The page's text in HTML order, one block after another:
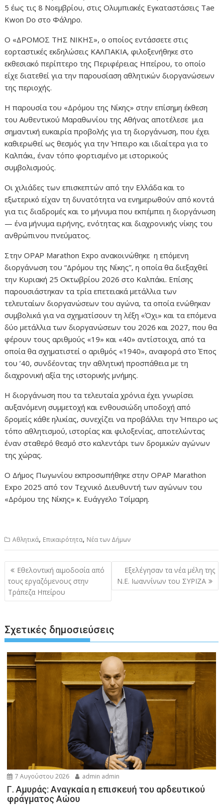
5 έως τις 8 Νοεμβρίου, στις Ολυμπιακές Εγκαταστάσεις Tae
Kwon Do στο Φάληρο.
Ο «ΔΡΟΜΟΣ ΤΗΣ ΝΙΚΗΣ», ο οποίος εντάσσετε στις
εορταστικές εκδηλώσεις ΚΑΛΠΑΚΙΑ, φιλοξενήθηκε στο
εκθεσιακό περίπτερο της Περιφέρειας Ηπείρου, το οποίο
είχε διατεθεί για την παρουσίαση αθλητικών διοργανώσεων
της περιοχής.
Η παρουσία του «Δρόμου της Νίκης» στην επίσημη έκθεση
του Αυθεντικού Μαραθωνίου της Αθήνας αποτέλεσε μια
σημαντική ευκαιρία προβολής για τη διοργάνωση, που έχει
καθιερωθεί ως θεσμός για την Ήπειρο και ιδιαίτερα για το
Καλπάκι, έναν τόπο φορτισμένο με ιστορικούς
συμβολισμούς.
Οι χιλιάδες των επισκεπτών από την Ελλάδα και το
εξωτερικό είχαν τη δυνατότητα να ενημερωθούν από κοντά
για τις διαδρομές και το μήνυμα που εκπέμπει η διοργάνωση
— ένα μήνυμα ειρήνης, ενότητας και διαχρονικής νίκης του
ανθρώπινου πνεύματος.
Στην OPAP Marathon Expo ανακοινώθηκε η επόμενη
διοργάνωση του “Δρόμου της Νίκης”, η οποία θα διεξαχθεί
την Κυριακή 25 Οκτωβρίου 2026 στο Καλπάκι. Επίσης
παρουσιάστηκαν τα τρία επετειακά μετάλλια των
τελευταίων διοργανώσεων του αγώνα, τα οποία ενώθηκαν
συμβολικά για να σχηματίσουν τη λέξη «Όχι» και τα επόμενα
δύο μετάλλια των διοργανώσεων του 2026 και 2027, που θα
φέρουν τους αριθμούς «19» και «40» αντίστοιχα, από τα
οποία θα σχηματιστεί ο αριθμός «1940», αναφορά στο Έπος
του ’40, συνδέοντας την αθλητική προσπάθεια με τη
διαχρονική αξία της ιστορικής μνήμης.
Η διοργάνωση που τα τελευταία χρόνια έχει γνωρίσει
αυξανόμενη συμμετοχή και ενθουσιώδη υποδοχή από
δρομείς κάθε ηλικίας, συνεχίζει να προβάλλει την Ήπειρο ως
τόπο αθλητισμού, ιστορίας και φιλοξενίας, αποτελώντας
έναν σταθερό θεσμό στο καλεντάρι των δρομικών αγώνων
της χώρας.
Ο Δήμος Πωγωνίου εκπροσωπήθηκε στην OPAP Marathon
Expo 2025 από τον Τεχνικό Διευθυντή των αγώνων του
«Δρόμου της Νίκης» κ. Ευάγγελο Τσίμαρη.
Αθλητικά, Επικαιρότητα, Νέα των Δήμων
Πλοήγηση
άρθρων
Εθελοντική αιμοδοσία από
τους εργαζόμενους στην
Τράπεζα Ηπείρου
Εξελέγησαν τα νέα μέλη της
Ν.Ε. Ιωαννίνων του ΣΥΡΙΖΑ
Σχετικές δημοσιεύσεις
7 Αυγούστου 2026 admin admin
Γ. Αμυράς: Αναγκαία η επισκευή του αρδευτικού
φράγματος Αώου